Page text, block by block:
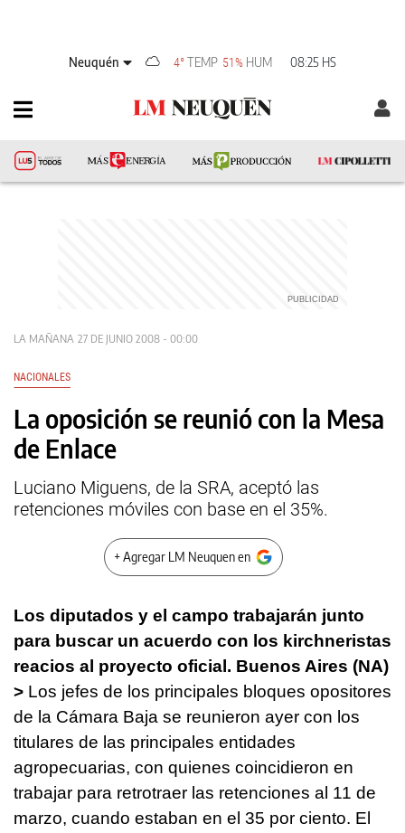
Neuquén 4°TEMP 51% HUM 08:25 HS
LA MAÑANA 27 DE JUNIO 2008 - 00:00
NACIONALES
La oposición se reunió con la Mesa
de Enlace
Luciano Miguens, de la SRA, aceptó las
retenciones móviles con base en el 35%.
+ Agregar LM Neuquen en
Los diputados y el campo trabajarán junto
para buscar un acuerdo con los kirchneristas
reacios al proyecto oficial. Buenos Aires (NA)
> Los jefes de los principales bloques opositores
de la Cámara Baja se reunieron ayer con los
titulares de las principales entidades
agropecuarias, con quienes coincidieron en
trabajar para retrotraer las retenciones al 11 de
marzo, cuando estaban en el 35 por ciento. El